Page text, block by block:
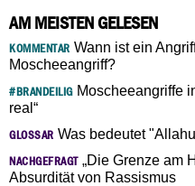
AM MEISTEN GELESEN
KOMMENTAR Wann ist ein
Moscheeangriff?
#BRANDEILIGMoscheeangriffe
real“
GLOSSAR Was bedeutet
NACHGEFRAGT„Die Grenze am
Absurdität von Rassismus